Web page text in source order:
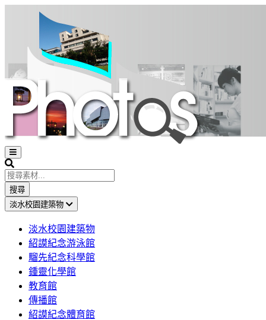
Open
sidebar
Search
搜尋
淡水校園建築物
淡水校園建築物
紹謨紀念游泳館
騮先紀念科學館
鍾靈化學館
教育館
傳播館
紹謨紀念體育館